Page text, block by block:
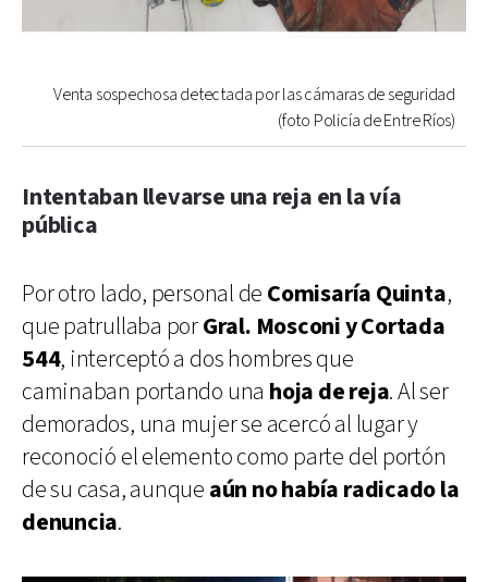
Venta sospechosa detectada por las cámaras de seguridad
(foto Policía de Entre Ríos)
Intentaban llevarse una reja en la vía
pública
Por otro lado, personal de Comisaría Quinta,
que patrullaba porGral. Mosconi y Cortada
544, interceptó a dos hombres que
caminaban portando una hoja de reja. Al ser
demorados, una mujer se acercó al lugar y
reconoció el elemento como parte del portón
de su casa, aunque aún no había radicado la
denuncia.